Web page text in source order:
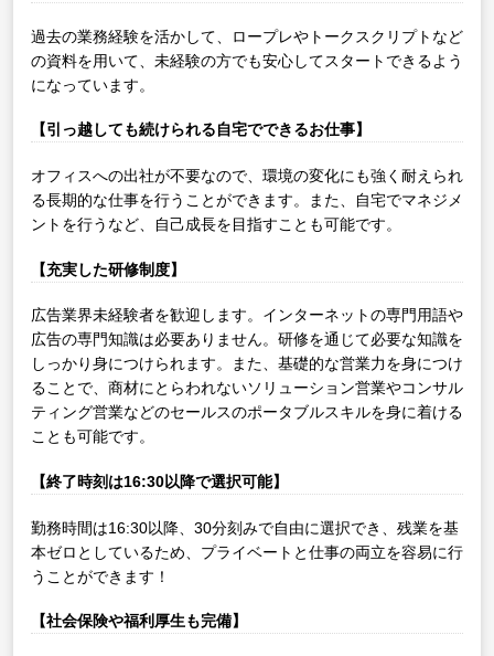
過去の業務経験を活かして、ロープレやトークスクリプトなど
の資料を用いて、未経験の方でも安心してスタートできるよう
になっています。
【引っ越しても続けられる自宅でできるお仕事】
オフィスへの出社が不要なので、環境の変化にも強く耐えられ
る長期的な仕事を行うことができます。また、自宅でマネジメ
ントを行うなど、自己成長を目指すことも可能です。
【充実した研修制度】
広告業界未経験者を歓迎します。インターネットの専門用語や
広告の専門知識は必要ありません。研修を通じて必要な知識を
しっかり身につけられます。また、基礎的な営業力を身につけ
ることで、商材にとらわれないソリューション営業やコンサル
ティング営業などのセールスのポータブルスキルを身に着ける
ことも可能です。
【終了時刻は16:30以降で選択可能】
勤務時間は16:30以降、30分刻みで自由に選択でき、残業を基
本ゼロとしているため、プライベートと仕事の両立を容易に行
うことができます！
【社会保険や福利厚生も完備】